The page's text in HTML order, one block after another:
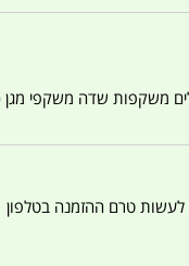
משקפות שדה משקפי
לעשות טרם ההזמנה בטלפון